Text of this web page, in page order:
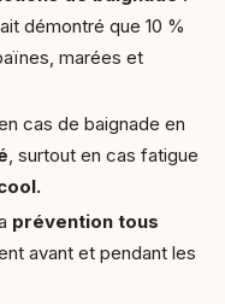
démontré que 10 %
marées et
cas de baignade en
, surtout en cas fatigue
prévention tous
avant et pendant les